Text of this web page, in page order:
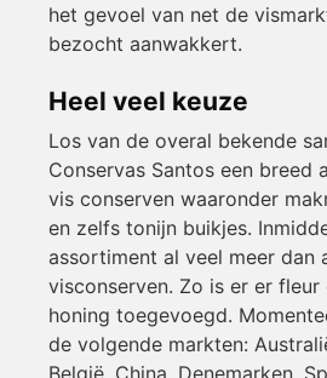
het gevoel van net de
bezocht aanwakkert.
Heel veel keuze
Los van de overal bekende
Conservas Santos een breed
vis conserven waaronder
en zelfs tonijn buikjes.
assortiment al veel meer dan
visconserven. Zo is er er
honing toegevoegd.
de volgende markten: